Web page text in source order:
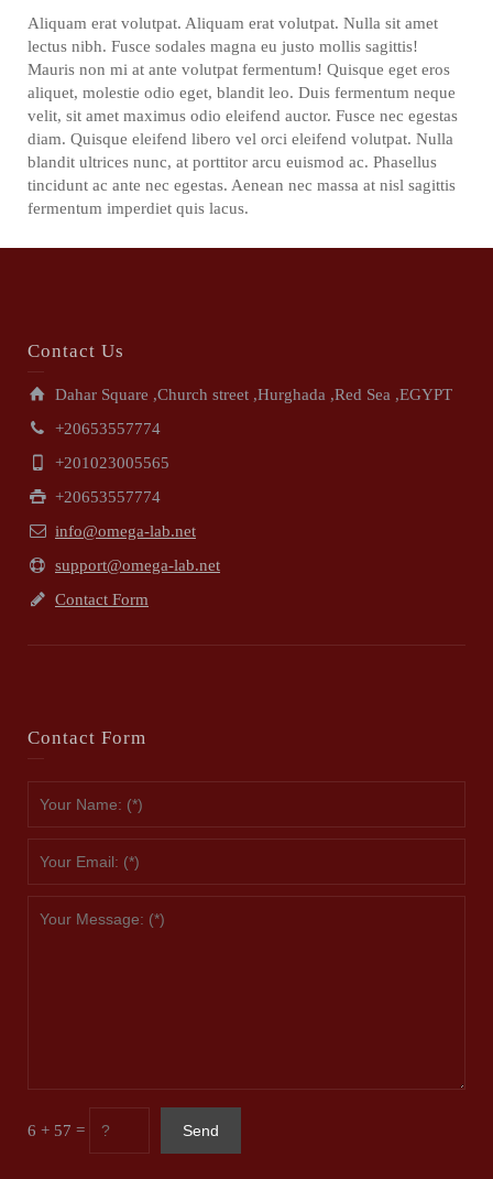
Aliquam erat volutpat. Aliquam erat volutpat. Nulla sit amet
lectus nibh. Fusce sodales magna eu justo mollis sagittis!
Mauris non mi at ante volutpat fermentum! Quisque eget eros
aliquet, molestie odio eget, blandit leo. Duis fermentum neque
velit, sit amet maximus odio eleifend auctor. Fusce nec egestas
diam. Quisque eleifend libero vel orci eleifend volutpat. Nulla
blandit ultrices nunc, at porttitor arcu euismod ac. Phasellus
tincidunt ac ante nec egestas. Aenean nec massa at nisl sagittis
fermentum imperdiet quis lacus.
Contact Us
Dahar Square ,Church street ,Hurghada ,Red Sea ,EGYPT
+20653557774
+201023005565
+20653557774
info@omega-lab.net
support@omega-lab.net
Contact Form
Contact Form
6 + 57 =